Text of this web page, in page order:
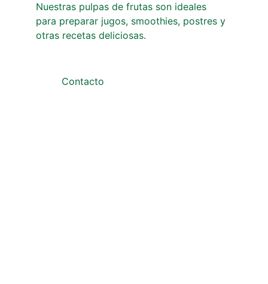
Nuestras pulpas de frutas son ideales
para preparar jugos, smoothies, postres y
otras recetas deliciosas.
Contacto